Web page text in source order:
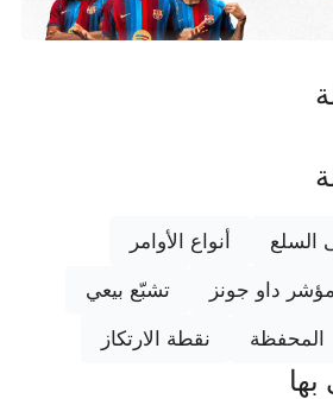
السلع أنواع الأوامر
مؤشر داو جونز تشبّع بيعي
المحفظة نقطة الارتكاز